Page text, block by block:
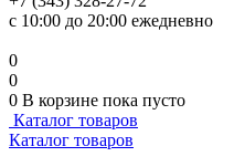
с 10:00 до 20:00 ежедневно
0
0
0 В корзине пока пусто
Каталог товаров
Каталог товаров